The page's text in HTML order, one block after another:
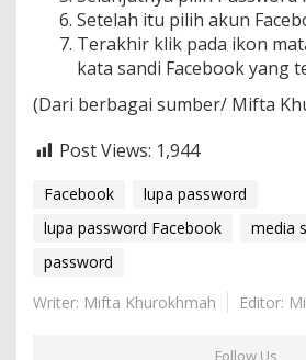
Setelah itu pilih akun
Terakhir klik pada ikon
kata sandi Facebook yang
(Dari berbagai sumber/ Mifta
Post Views: 1,944
Facebook
lupa password
lupa password Facebook
media
password
Writer: Mifta Khurokhmah
Editor:
Follow Us